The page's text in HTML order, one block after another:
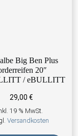
Big Ben Plus
20″
/ eBULLITT
29,00 €
19 % MwSt.
Versandkosten